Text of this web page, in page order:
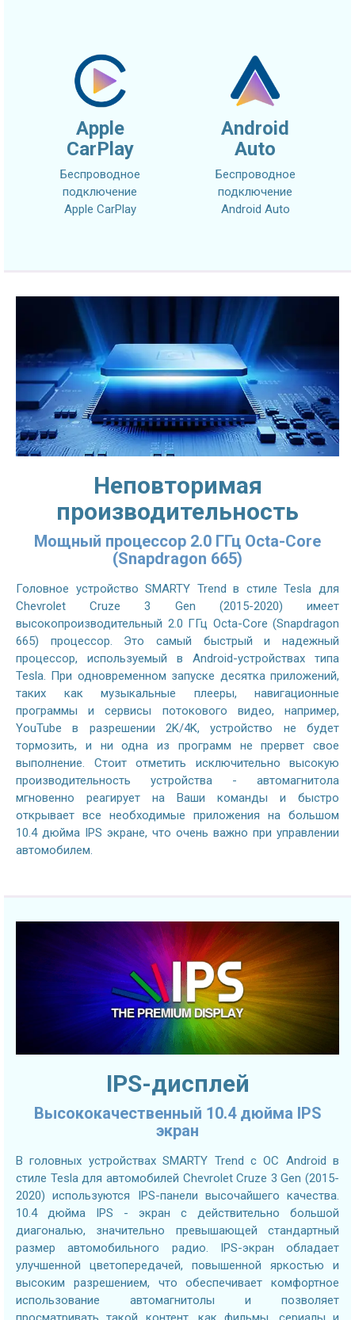
Apple
CarPlay
Беспроводное
подключение
Apple CarPlay
Android
Auto
Беспроводное
подключение
Android Auto
Неповторимая
производительность
Мощный процессор 2.0 ГГц Octa-Core
(Snapdragon 665)
Головное устройство SMARTY Trend в стиле Tesla для
Chevrolet Cruze 3 Gen (2015-2020) имеет
высокопроизводительный 2.0 ГГц Octa-Core (Snapdragon
665) процессор. Это самый быстрый и надежный
процессор, используемый в Android-устройствах типа
Tesla. При одновременном запуске десятка приложений,
таких как музыкальные плееры, навигационные
программы и сервисы потокового видео, например,
YouTube в разрешении 2K/4K, устройство не будет
тормозить, и ни одна из программ не прервет свое
выполнение. Стоит отметить исключительно высокую
производительность устройства - автомагнитола
мгновенно реагирует на Ваши команды и быстро
открывает все необходимые приложения на большом
10.4 дюйма IPS экране, что очень важно при управлении
автомобилем.
IPS-дисплей
Высококачественный 10.4 дюйма IPS
экран
В головных устройствах SMARTY Trend с ОС Android в
стиле Tesla для автомобилей Chevrolet Cruze 3 Gen (2015-
2020) используются IPS-панели высочайшего качества.
10.4 дюйма IPS - экран с действительно большой
диагональю, значительно превышающей стандартный
размер автомобильного радио. IPS-экран обладает
улучшенной цветопередачей, повышенной яркостью и
высоким разрешением, что обеспечивает комфортное
использование автомагнитолы и позволяет